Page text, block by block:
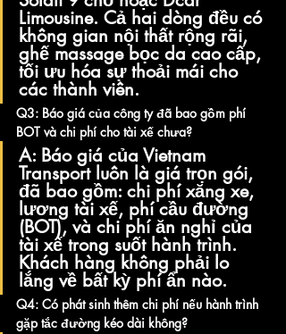
Limousine. Cả hai dòng đều có
không gian nội thất rộng rãi,
ghế massage bọc da cao cấp,
tối ưu hóa sự thoải mái cho
các thành viên.
Q3: Báo giá của công ty đã bao gồm phí
BOT và chi phí cho tài xế chưa?
A: Báo giá của Vietnam
Transport luôn là giá trọn gói,
đã bao gồm: chi phí xăng xe,
lương tài xế, phí cầu đường
(BOT), và chi phí ăn nghỉ của
tài xế trong suốt hành trình.
Khách hàng không phải lo
lắng về bất kỳ phí ẩn nào.
Q4: Có phát sinh thêm chi phí nếu hành trình
gặp tắc đường kéo dài không?